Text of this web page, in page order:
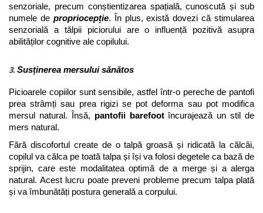
senzoriale, precum conștientizarea spațială, cunoscută și sub
numele de propriocepție. În plus, există dovezi că stimularea
senzorială a tălpii piciorului are o influență pozitivă asupra
abilităților cognitive ale copilului.
3.Susținerea mersului sănătos
prea strâmți sau prea rigizi se pot deforma sau pot modifica
mersul natural. Însă, pantofii barefoot încurajează un stil de
mers natural.
Fără discofortul create de o talpă groasă și ridicată la călcâi,
copilul va călca pe toată talpa și își va folosi degetele ca bază de
sprijin, care este modalitatea optimă de a merge și a alerga
natural. Acest lucru poate preveni probleme precum talpa plată
și va îmbunătăți postura generală a corpului.